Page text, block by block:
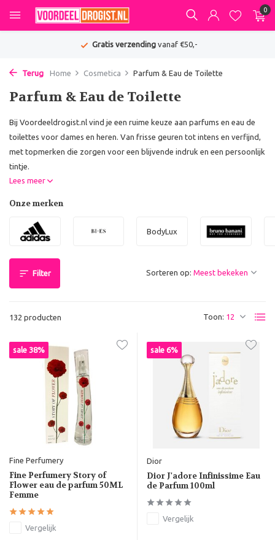
0
Gratis verzendingvanaf €50,-
Terug Home Cosmetica Parfum & Eau de Toilette
Parfum & Eau de Toilette
Bij Voordeeldrogist.nl vind je een ruime keuze aan parfums en eau de
toilettes voor dames en heren. Van frisse geuren tot intens en verfijnd,
met topmerken die zorgen voor een blijvende indruk en een persoonlijk
tintje.
Lees meer
Onze merken
BodyLux
Filter
132 producten Toon:
Sorteren op:
sale 38%
Fine Perfumery
Fine Perfumery Story of
Flower eau de parfum 50ML
Femme
Vergelijk
sale 6%
Dior
Dior J'adore Infinissime Eau
de Parfum 100ml
Vergelijk